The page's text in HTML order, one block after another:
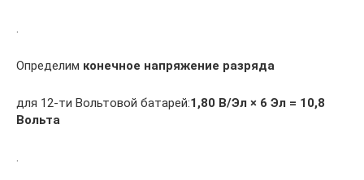
.
Определим конечное напряжение разряда
для 12-ти Вольтовой батарей:1,80 В/Эл × 6 Эл = 10,8
Вольта
.